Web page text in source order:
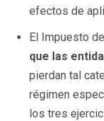
efectos de
El Impuesto
que las
pierdan tal
régimen
los tres